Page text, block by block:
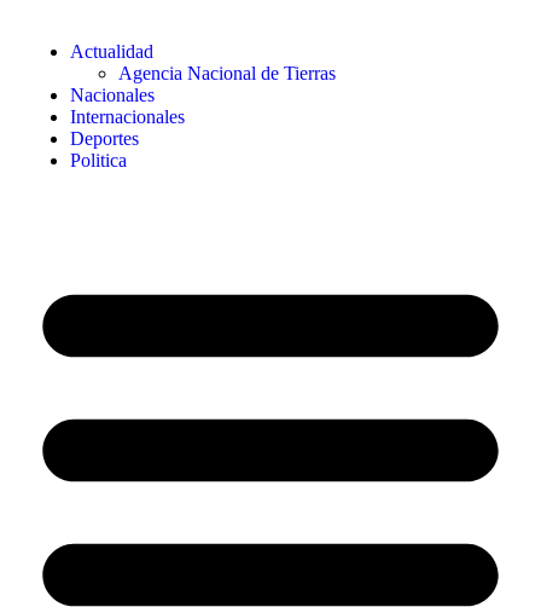
Actualidad
Agencia Nacional de Tierras
Nacionales
Internacionales
Deportes
Politica